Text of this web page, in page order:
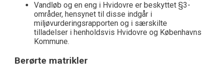
Vandløb og en eng i Hvidovre er beskyttet §3-
områder, hensynet til disse indgår i
miljøvurderingsrapporten og i særskilte
tilladelser i henholdsvis Hvidovre og Københavns
Kommune.
Berørte matrikler